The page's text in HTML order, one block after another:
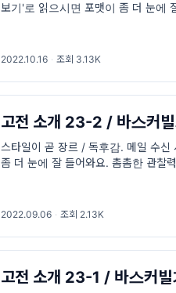
보기'로 읽으시면 포맷이 좀 더 눈에
2022.10.16 · 조회 3.13K
고전 소개 23-2 / 바스커빌
스타일이 곧 장르 / 독후감. 메일 수
좀 더 눈에 잘 들어와요. 촘촘한 관찰
2022.09.06 · 조회 2.13K
고전 소개 23-1 / 바스커빌